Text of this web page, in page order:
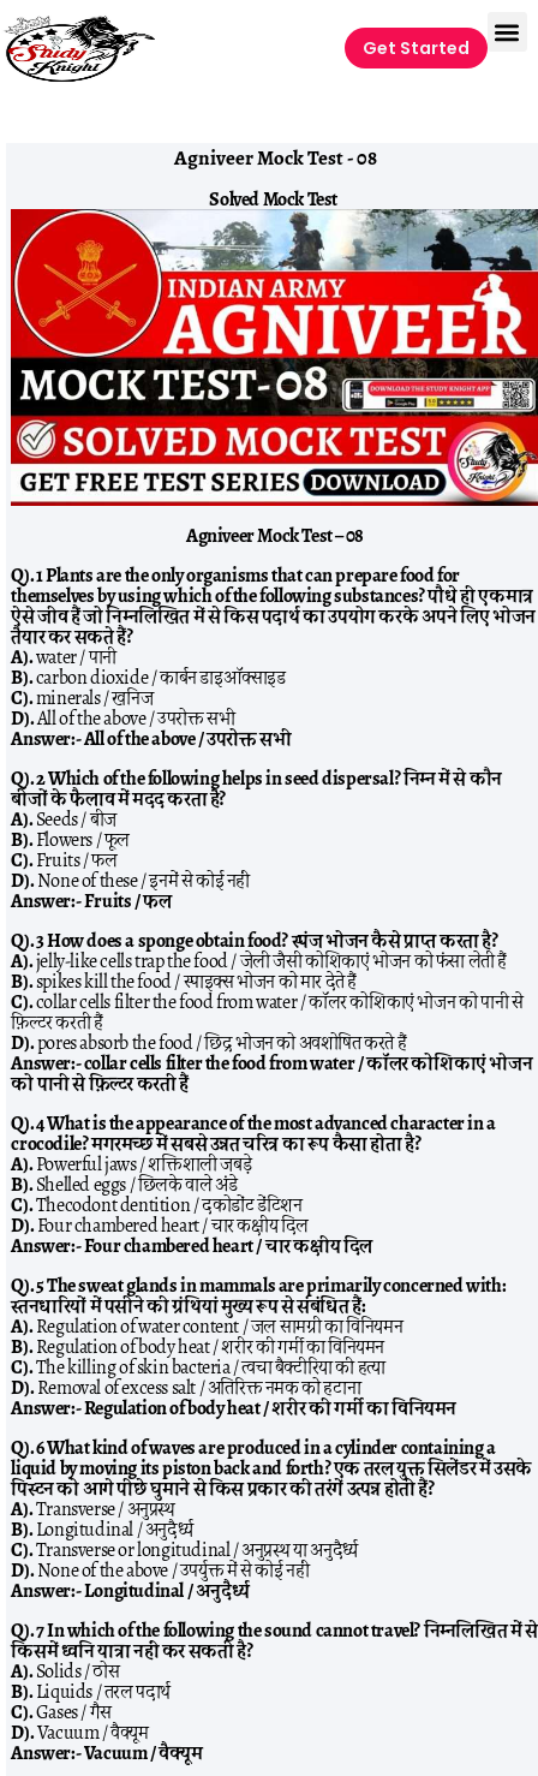
Get Started
Agniveer Mock Test - 08
Solved Mock Test
Agniveer Mock Test – 08
Q). 1 Plants are the only organisms that can prepare food for
themselves by using which of the following substances? पौधे ही एकमात्र
ऐसे जीव हैं जो निम्नलिखित में से किस पदार्थ का उपयोग करके अपने लिए भोजन
तैयार कर सकते हैं?
A).water / पानी
B).carbon dioxide / कार्बन डाइऑक्साइड
C).minerals / खनिज
D).All of the above / उपरोक्त सभी
Answer:-All of the above / उपरोक्त सभी
Q). 2 Which of the following helps in seed dispersal? निम्न में से कौन
बीजों के फैलाव में मदद करता है?
A).Seeds / बीज
B).Flowers / फूल
C).Fruits / फल
D).None of these / इनमें से कोई नहीं
Answer:-Fruits / फल
Q). 3 How does a sponge obtain food? स्पंज भोजन कैसे प्राप्त करता है?
A).jelly-like cells trap the food / जेली जैसी कोशिकाएं भोजन को फंसा लेती हैं
B).spikes kill the food / स्पाइक्स भोजन को मार देते हैं
C).collar cells filter the food from water / कॉलर कोशिकाएं भोजन को पानी से
फ़िल्टर करती हैं
D).pores absorb the food / छिद्र भोजन को अवशोषित करते हैं
Answer:-collar cells filter the food from water / कॉलर कोशिकाएं भोजन
को पानी से फ़िल्टर करती हैं
Q). 4 What is the appearance of the most advanced character in a
crocodile? मगरमच्छ में सबसे उन्नत चरित्र का रूप कैसा होता है?
A).Powerful jaws / शक्तिशाली जबड़े
B).Shelled eggs / छिलके वाले अंडे
C).Thecodont dentition / दकोडोंट डेंटिशन
D).Four chambered heart / चार कक्षीय दिल
Answer:-Four chambered heart / चार कक्षीय दिल
Q). 5 The sweat glands in mammals are primarily concerned with:
स्तनधारियों में पसीने की ग्रंथियां मुख्य रूप से संबंधित हैं:
A).Regulation of water content / जल सामग्री का विनियमन
B).Regulation of body heat / शरीर की गर्मी का विनियमन
C).The killing of skin bacteria / त्वचा बैक्टीरिया की हत्या
D).Removal of excess salt / अतिरिक्त नमक को हटाना
Answer:-Regulation of body heat / शरीर की गर्मी का विनियमन
Q). 6 What kind of waves are produced in a cylinder containing a
liquid by moving its piston back and forth? एक तरल युक्त सिलेंडर में उसके
पिस्टन को आगे पीछे घुमाने से किस प्रकार की तरंगें उत्पन्न होती हैं?
A).Transverse / अनुप्रस्थ
B).Longitudinal / अनुदैर्ध्य
C).Transverse or longitudinal / अनुप्रस्थ या अनुदैर्ध्य
D).None of the above / उपर्युक्त में से कोई नहीं
Answer:-Longitudinal / अनुदैर्ध्य
Q). 7 In which of the following the sound cannot travel? निम्नलिखित में से
किसमें ध्वनि यात्रा नहीं कर सकती है?
A).Solids / ठोस
B).Liquids / तरल पदार्थ
C).Gases / गैस
D).Vacuum / वैक्यूम
Answer:-Vacuum / वैक्यूम